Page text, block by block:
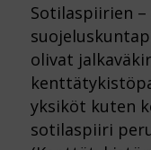
Sotilaspiirien
olivat
yksiköt kuten
sotilaspiiri